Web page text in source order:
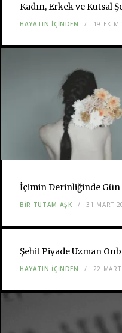
Kadın, Erkek ve Kutsal
HAYATIN İÇİNDEN 19 EKIM
İçimin Derinliğinde Gün
BIR TUTAM AŞK 31 MART
Şehit Piyade Uzman
HAYATIN İÇİNDEN 22